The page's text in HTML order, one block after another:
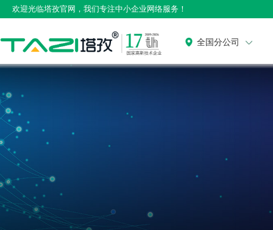
欢迎光临塔孜官网，我们专注中小企业网络服务！
全国分公司